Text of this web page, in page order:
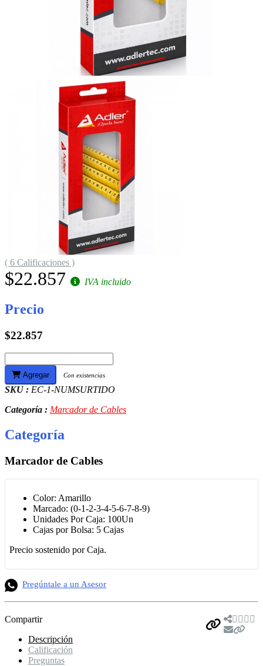
( 6 Calificaciones )
$22.857 IVA incluido
Precio
$22.857
Agregar Con existencias
SKU : EC-1-NUMSURTIDO
Categoría : Marcador de Cables
Categoría
Marcador de Cables
Color: Amarillo
Marcado: (0-1-2-3-4-5-6-7-8-9)
Unidades Por Caja: 100Un
Cajas por Bolsa: 5 Cajas
Precio sostenido por Caja.
Pregúntale a un Asesor
Compartir
Descripción
Calificación
Preguntas